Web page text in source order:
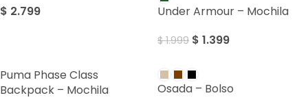
$ 2.799 Under Armour – Mochila
$1.999 $ 1.399
Puma Phase Class
Backpack – Mochila
Osada – Bolso